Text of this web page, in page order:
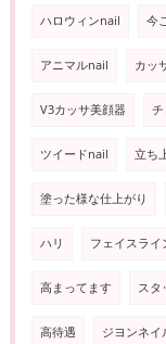
ハロウィンnail 今
アニマルnail カッ
V3カッサ美顔器
ツイードnail 立ち
塗った様な仕上がり
ハリ フェイスライ
高まってます スタ
高待遇 ジヨンネイ